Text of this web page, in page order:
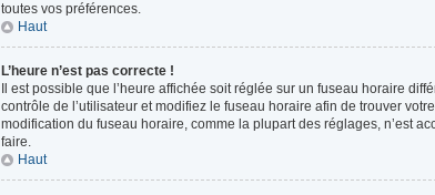
toutes vos préférences.
Haut
L’heure n’est pas correcte !
Il est possible que l’heure affichée soit réglée sur un fuseau horaire
contrôle de l’utilisateur et modifiez le fuseau horaire afin de trouver
modification du fuseau horaire, comme la plupart des réglages, n’est
faire.
Haut